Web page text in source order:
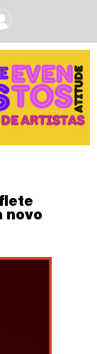
novo